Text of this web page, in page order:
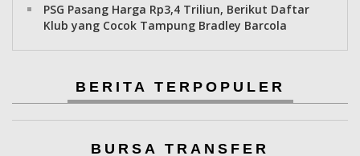
PSG Pasang Harga Rp3,4 Triliun, Berikut Daftar
Klub yang Cocok Tampung Bradley Barcola
BERITA TERPOPULER
BURSA TRANSFER